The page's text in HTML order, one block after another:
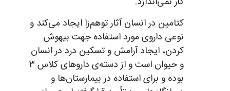
کتامین در انسان آثار توهم‌زا ایجاد می‌کند و
نوعی داروی مورد استفاده جهت بیهوش
کردن، ایجاد آرامش و تسکین درد در انسان
و حیوان است و از دسته‌ی داروهای کلاس ۳
بوده و برای استفاده در بیمارستان‌ها و